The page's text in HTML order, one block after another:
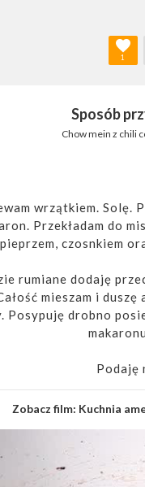
1
Sposób
Chow mein z chili
wrzątkiem. Solę.
Przekładam do
czosnkiem
rumiane dodaję
mieszam i
Posypuję drobno
Podaję
Zobacz film: Kuchnia